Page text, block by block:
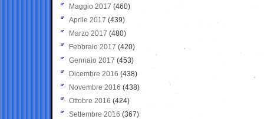
Maggio 2017 (460)
Aprile 2017 (439)
Marzo 2017 (480)
Febbraio 2017 (420)
Gennaio 2017 (453)
Dicembre 2016 (438)
Novembre 2016 (438)
Ottobre 2016 (424)
Settembre 2016 (367)